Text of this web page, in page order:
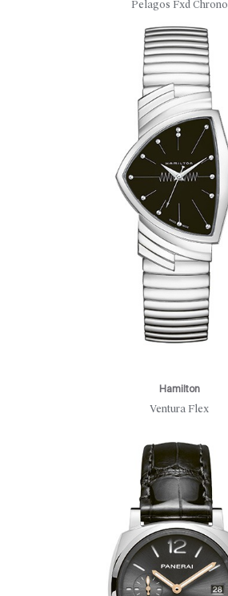
Pelagos Fxd Chrono
Hamilton
Ventura Flex